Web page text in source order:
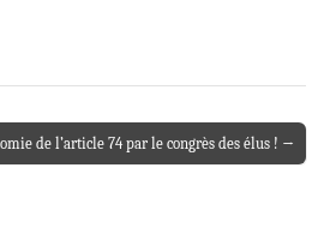
de l’article 74 par le congrès des élus ! →